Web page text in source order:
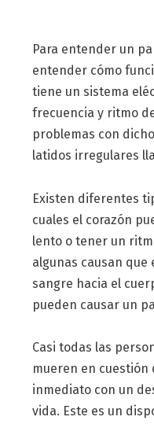
Para entender un
entender cómo
tiene un sistema
frecuencia y ritmo
problemas con
latidos irregulares
Existen diferentes
cuales el corazón
lento o tener un
algunas causan
sangre hacia el
pueden causar un
Casi todas las
mueren en
inmediato con un
vida. Este es un